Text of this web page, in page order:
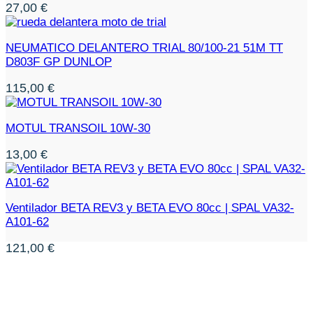
27,00 €
NEUMATICO DELANTERO TRIAL 80/100-21 51M TT
D803F GP DUNLOP
115,00 €
MOTUL TRANSOIL 10W-30
13,00 €
Ventilador BETA REV3 y BETA EVO 80cc | SPAL VA32-
A101-62
121,00 €